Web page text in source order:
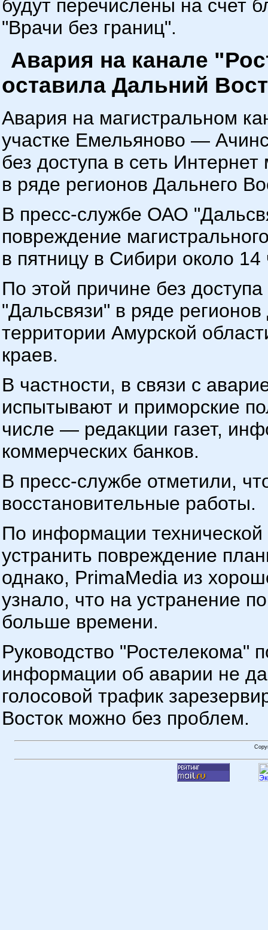
будут перечислены на счет
"Врачи без границ".
Авария на канале
оставила Дальний
Авария на магистральном
участке Емельяново —
без доступа в сеть
в ряде регионов Дальнего
В пресс-службе ОАО
повреждение
в пятницу в Сибири около 14
По этой причине без
"Дальсвязи" в ряде
территории Амурской
краев.
В частности, в связи с
испытывают и приморские
числе — редакции газет,
коммерческих банков.
В пресс-службе отметили,
восстановительные работы.
По информации
устранить повреждение
однако, PrimaMedia из
узнало, что на устранение
больше времени.
Руководство "Ростелекома"
информации об аварии не
голосовой трафик
Восток можно без проблем.